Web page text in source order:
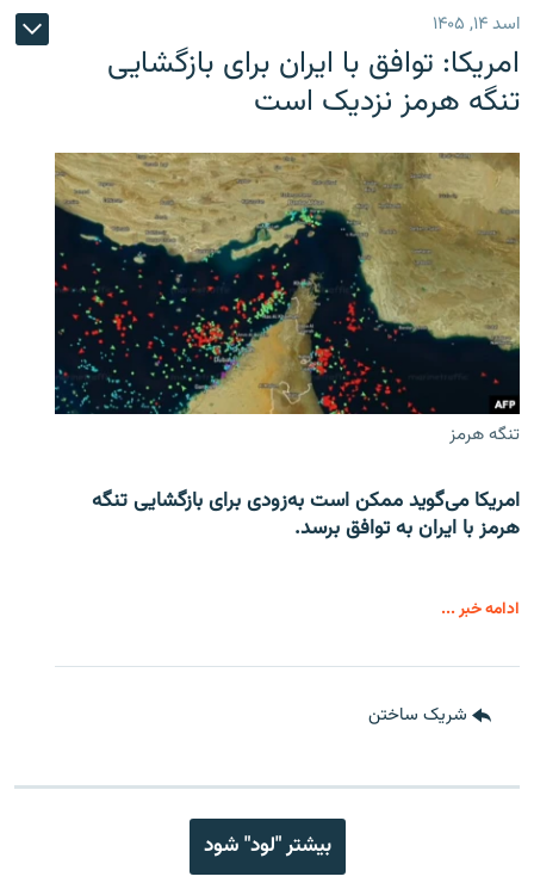
اسد ۱۴, ۱۴۰۵
امریکا: توافق با ایران برای بازگشایی
تنگه هرمز نزدیک است
تنگه هرمز
امریکا می‌گوید ممکن است به‌زودی برای بازگشایی تنگه
هرمز با ایران به توافق برسد.
ادامه خبر ...
شریک ساختن
بیشتر "لود" شود